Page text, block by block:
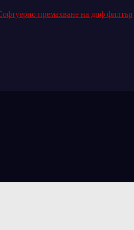
премахване на дпф филтър